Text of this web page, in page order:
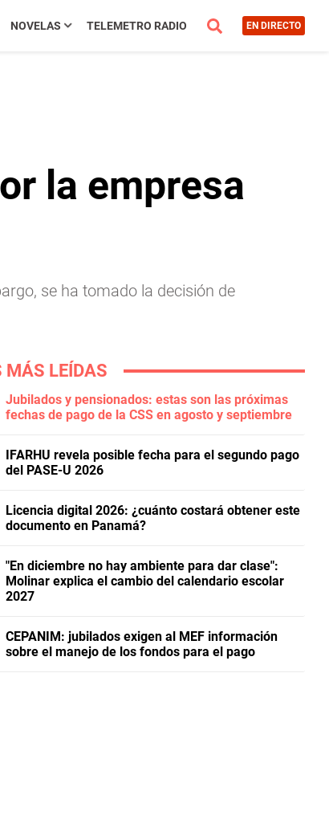
NOVELAS TELEMETRO RADIO EN DIRECTO
la empresa
se ha tomado la decisión de
MÁS LEÍDAS
Jubilados y pensionados: estas son las próximas
fechas de pago de la CSS en agosto y septiembre
IFARHU revela posible fecha para el segundo pago
del PASE-U 2026
Licencia digital 2026: ¿cuánto costará obtener este
documento en Panamá?
"En diciembre no hay ambiente para dar clase":
Molinar explica el cambio del calendario escolar
2027
CEPANIM: jubilados exigen al MEF información
sobre el manejo de los fondos para el pago